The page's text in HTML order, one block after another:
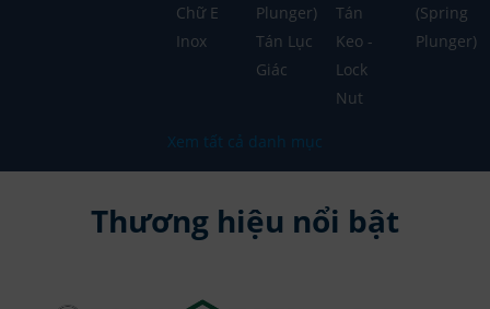
Chữ E
Inox
Plunger)
Tán Lục
Giác
Tán
Keo -
Lock
Nut
(Spring
Plunger)
Xem tất cả danh mục
Thương hiệu nổi bật